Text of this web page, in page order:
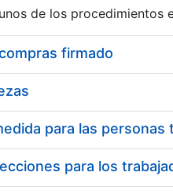
de los procedimientos
firmado